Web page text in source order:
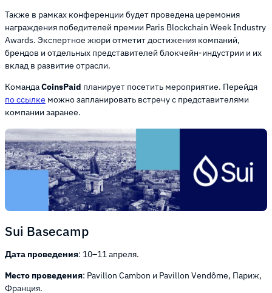
Также в рамках конференции будет проведена церемония
награждения победителей премии Paris Blockchain Week Industry
Awards. Экспертное жюри отметит достижения компаний,
брендов и отдельных представителей блокчейн-индустрии и их
вклад в развитие отрасли.
КомандаCoinsPaid планирует посетить мероприятие. Перейдя
по ссылке можно запланировать встречу с представителями
компании заранее.
Sui Basecamp
Дата проведения: 10–11 апреля.
Место проведения: Pavillon Cambon и Pavillon Vendôme, Париж,
Франция.